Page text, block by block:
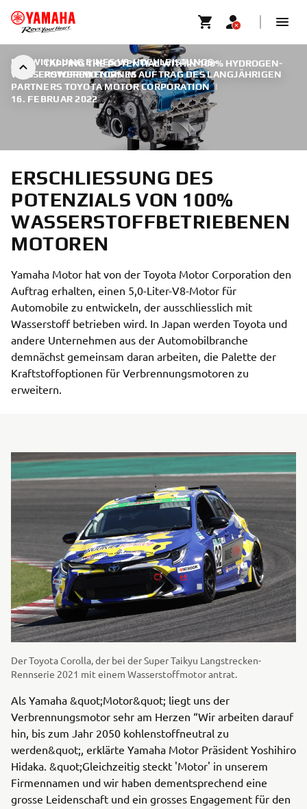
TAPPING THE POTENTIAL WITHIN 100% HYDROGEN-
POWERED ENGINES
ENTWICKLUNG EINES V8-HOCHLEISTUNGS-
WASSERSTOFFMOTORS IM AUFTRAG DES LANGJÄHRIGEN
PARTNERS TOYOTA MOTOR CORPORATION |
16. FEBRUAR 2022
ERSCHLIESSUNG DES
POTENZIALS VON 100%
WASSERSTOFFBETRIEBENEN
MOTOREN
Yamaha Motor hat von der Toyota Motor Corporation den
Auftrag erhalten, einen 5,0-Liter-V8-Motor für
Automobile zu entwickeln, der ausschliesslich mit
Wasserstoff betrieben wird. In Japan werden Toyota und
andere Unternehmen aus der Automobilbranche
demnächst gemeinsam daran arbeiten, die Palette der
Kraftstoffoptionen für Verbrennungsmotoren zu
erweitern.
Der Toyota Corolla, der bei der Super Taikyu Langstrecken-
Rennserie 2021 mit einem Wasserstoffmotor antrat.
Als Yamaha &quot;Motor&quot; liegt uns der
Verbrennungsmotor sehr am Herzen “Wir arbeiten darauf
hin, bis zum Jahr 2050 kohlenstoffneutral zu
werden&quot;, erklärte Yamaha Motor Präsident Yoshihiro
Hidaka. &quot;Gleichzeitig steckt 'Motor' in unserem
Firmennamen und wir haben dementsprechend eine
grosse Leidenschaft und ein grosses Engagement für den